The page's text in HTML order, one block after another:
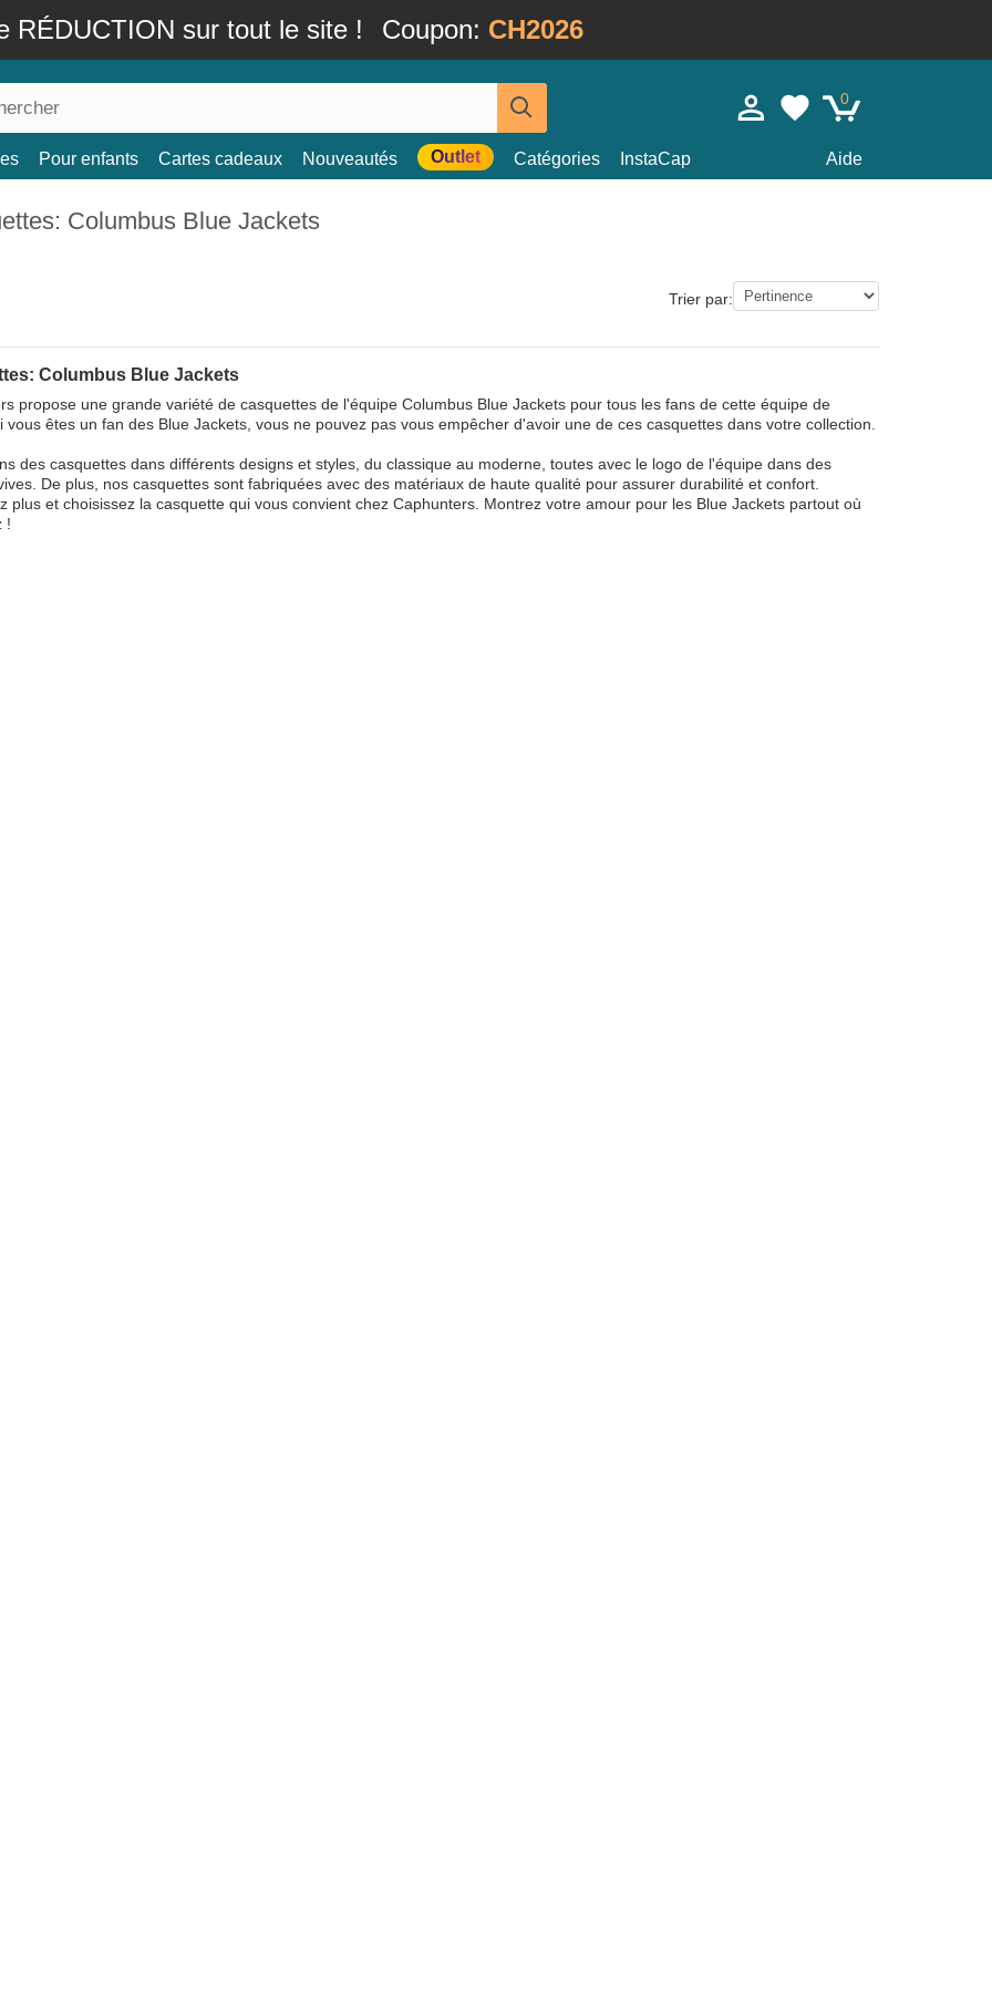
RÉDUCTION sur tout le site ! Coupon: CH2026
0
Pour enfants Cartes cadeaux Nouveautés Outlet Catégories InstaCap Aide
Columbus Blue Jackets
Trier par:
Columbus Blue Jackets
propose une grande variété de casquettes de l'équipe Columbus Blue Jackets pour tous les fans de cette équipe de
vous êtes un fan des Blue Jackets, vous ne pouvez pas vous empêcher d'avoir une de ces casquettes dans votre collection.
des casquettes dans différents designs et styles, du classique au moderne, toutes avec le logo de l'équipe dans des
De plus, nos casquettes sont fabriquées avec des matériaux de haute qualité pour assurer durabilité et confort.
plus et choisissez la casquette qui vous convient chez Caphunters. Montrez votre amour pour les Blue Jackets partout où
!